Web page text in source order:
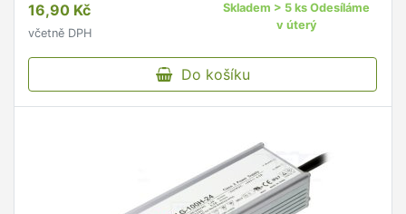
nylon
16,90 Kč
včetně DPH
Skladem > 5 ks Odesíláme
v úterý
Do košíku